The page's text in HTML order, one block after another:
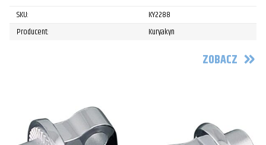
SKU:
KY2288
Producent:
Kuryakyn
ZOBACZ